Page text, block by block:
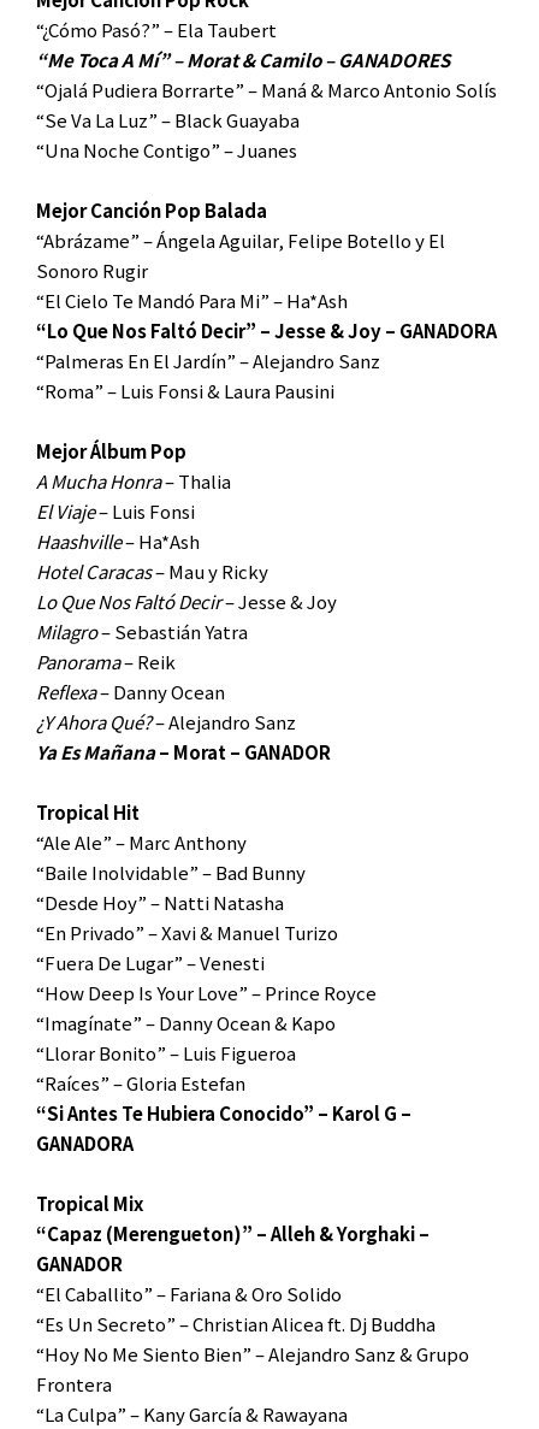
“¿Cómo Pasó?” – Ela Taubert
“Me Toca A Mí” – Morat & Camilo – GANADORES
“Ojalá Pudiera Borrarte” – Maná & Marco Antonio Solís
“Se Va La Luz” – Black Guayaba
“Una Noche Contigo” – Juanes
Mejor Canción Pop Balada
“Abrázame” – Ángela Aguilar, Felipe Botello y El
Sonoro Rugir
“El Cielo Te Mandó Para Mi” – Ha*Ash
“Lo Que Nos Faltó Decir” – Jesse & Joy – GANADORA
“Palmeras En El Jardín” – Alejandro Sanz
“Roma” – Luis Fonsi & Laura Pausini
Mejor Álbum Pop
A Mucha Honra– Thalia
El Viaje– Luis Fonsi
Haashville– Ha*Ash
Hotel Caracas– Mau y Ricky
Lo Que Nos Faltó Decir– Jesse & Joy
Milagro– Sebastián Yatra
Panorama– Reik
Reflexa– Danny Ocean
¿Y Ahora Qué?– Alejandro Sanz
Ya Es Mañana– Morat – GANADOR
Tropical Hit
“Ale Ale” – Marc Anthony
“Baile Inolvidable” – Bad Bunny
“Desde Hoy” – Natti Natasha
“En Privado” – Xavi & Manuel Turizo
“Fuera De Lugar” – Venesti
“How Deep Is Your Love” – Prince Royce
“Imagínate” – Danny Ocean & Kapo
“Llorar Bonito” – Luis Figueroa
“Raíces” – Gloria Estefan
“Si Antes Te Hubiera Conocido” – Karol G –
GANADORA
Tropical Mix
“Capaz (Merengueton)” – Alleh & Yorghaki –
GANADOR
“El Caballito” – Fariana & Oro Solido
“Es Un Secreto” – Christian Alicea ft. Dj Buddha
“Hoy No Me Siento Bien” – Alejandro Sanz & Grupo
Frontera
“La Culpa” – Kany García & Rawayana